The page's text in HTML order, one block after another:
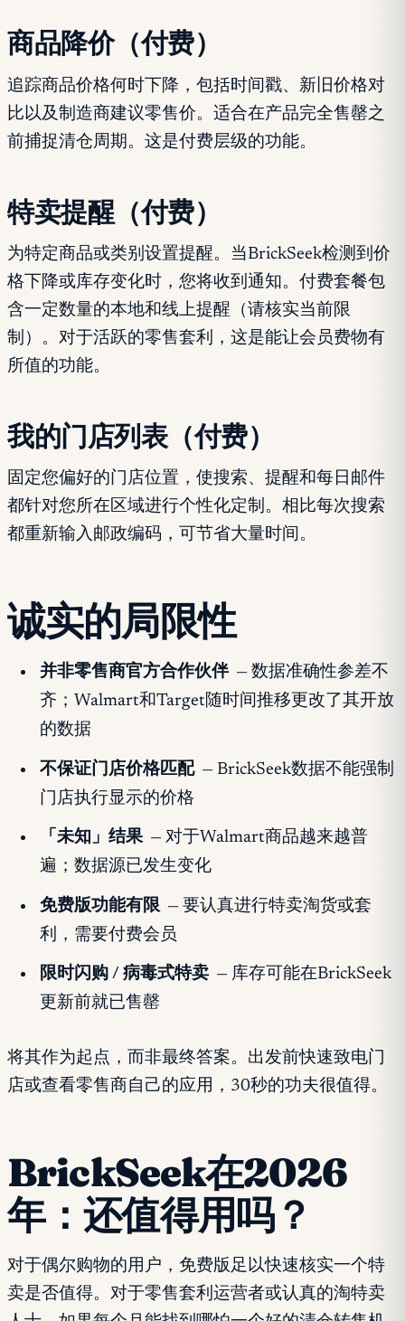
商品降价（付费）
追踪商品价格何时下降，包括时间戳、新旧价格对
比以及制造商建议零售价。适合在产品完全售罄之
前捕捉清仓周期。这是付费层级的功能。
特卖提醒（付费）
为特定商品或类别设置提醒。当BrickSeek检测到价
格下降或库存变化时，您将收到通知。付费套餐包
含一定数量的本地和线上提醒（请核实当前限
制）。对于活跃的零售套利，这是能让会员费物有
所值的功能。
我的门店列表（付费）
固定您偏好的门店位置，使搜索、提醒和每日邮件
都针对您所在区域进行个性化定制。相比每次搜索
都重新输入邮政编码，可节省大量时间。
诚实的局限性
并非零售商官方合作伙伴 — 数据准确性参差不
齐；Walmart和Target随时间推移更改了其开放
的数据
不保证门店价格匹配 — BrickSeek数据不能强制
门店执行显示的价格
「未知」结果 — 对于Walmart商品越来越普
遍；数据源已发生变化
免费版功能有限 — 要认真进行特卖淘货或套
利，需要付费会员
限时闪购 / 病毒式特卖 — 库存可能在BrickSeek
更新前就已售罄
将其作为起点，而非最终答案。出发前快速致电门
店或查看零售商自己的应用，30秒的功夫很值得。
BrickSeek在2026
年：还值得用吗？
对于偶尔购物的用户，免费版足以快速核实一个特
卖是否值得。对于零售套利运营者或认真的淘特卖